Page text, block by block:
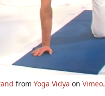
from Yoga Vidya on Vimeo.